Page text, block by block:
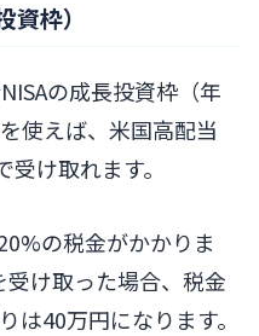
枠）
の成長投資枠（年
使えば、米国高配当
受け取れます。
の税金がかかりま
け取った場合、税金
は40万円になります。